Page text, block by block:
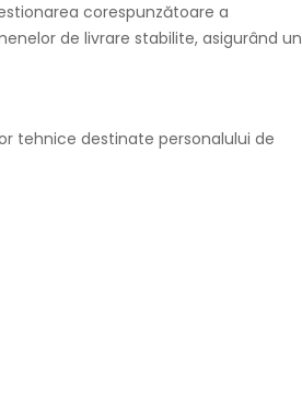
corespunzătoare a
de livrare stabilite, asigurând un
tehnice destinate personalului de